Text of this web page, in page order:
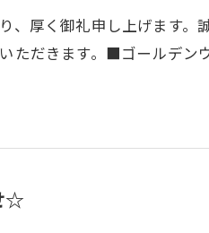
、厚く御礼申し上げます。
ただきます。■ゴールデン
☆